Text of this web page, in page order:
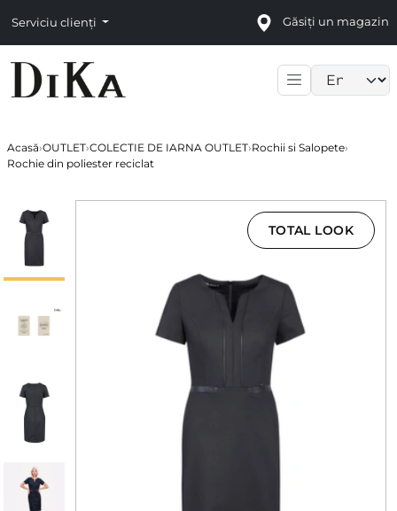
Serviciu clienți Găsiți un magazin
Acasă›OUTLET›COLECTIE DE IARNA OUTLET›Rochii si Salopete›
Rochie din poliester reciclat
TOTAL LOOK